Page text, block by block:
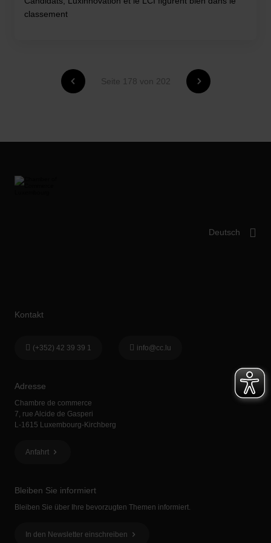
classement
Seite 178 von 202
Bleiben Sie informiert
Bleiben Sie über Ihre bevorzugten Themen informiert.
In den Newsletter einschreiben
Adresse
Chambre de commerce
7, rue Alcide de Gasperi
L-1615 Luxembourg-Kirchberg
Anfahrt
Kontakt
(+352) 42 39 39 1 info@cc.lu